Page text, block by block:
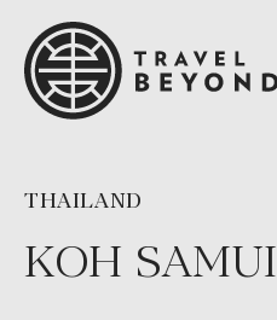
KOH SAMUI
THAILAND